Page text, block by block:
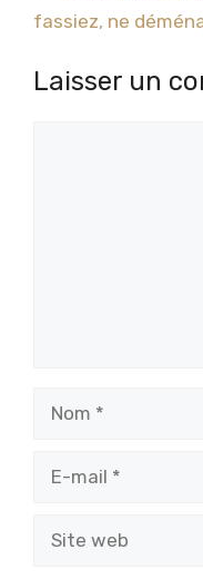
fassiez, ne
Laisser un